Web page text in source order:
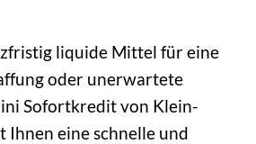
liquide Mittel für eine
oder unerwartete
Sofortkredit von Klein-
Ihnen eine schnelle und